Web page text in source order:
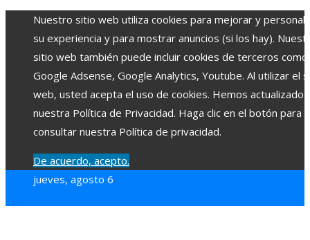
Nuestro sitio web utiliza cookies para mejorar y
su experiencia y para mostrar anuncios (si los hay).
sitio web también puede incluir cookies de terceros como
Google Adsense, Google Analytics, Youtube. Al utilizar el
web, usted acepta el uso de cookies. Hemos actualizado
nuestra Política de Privacidad. Haga clic en el botón para
consultar nuestra Política de privacidad.
De acuerdo, acepto.
jueves, agosto 6